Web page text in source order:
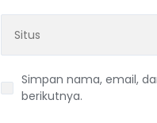
Simpan nama, email,
berikutnya.